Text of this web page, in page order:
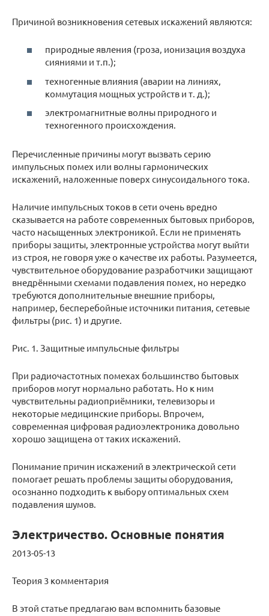
Причиной возникновения сетевых искажений являются:
природные явления (гроза, ионизация воздуха
сияниями и т.п.);
техногенные влияния (аварии на линиях,
коммутация мощных устройств и т. д.);
электромагнитные волны природного и
техногенного происхождения.
Перечисленные причины могут вызвать серию
импульсных помех или волны гармонических
искажений, наложенные поверх синусоидального тока.
Наличие импульсных токов в сети очень вредно
сказывается на работе современных бытовых приборов,
часто насыщенных электроникой. Если не применять
приборы защиты, электронные устройства могут выйти
из строя, не говоря уже о качестве их работы. Разумеется,
чувствительное оборудование разработчики защищают
внедрёнными схемами подавления помех, но нередко
требуются дополнительные внешние приборы,
например, бесперебойные источники питания, сетевые
фильтры (рис. 1) и другие.
Рис. 1. Защитные импульсные фильтры
При радиочастотных помехах большинство бытовых
приборов могут нормально работать. Но к ним
чувствительны радиоприёмники, телевизоры и
некоторые медицинские приборы. Впрочем,
современная цифровая радиоэлектроника довольно
хорошо защищена от таких искажений.
Понимание причин искажений в электрической сети
помогает решать проблемы защиты оборудования,
осознанно подходить к выбору оптимальных схем
подавления шумов.
Электричество. Основные понятия
2013-05-13
Теория 3 комментария
В этой статье предлагаю вам вспомнить базовые